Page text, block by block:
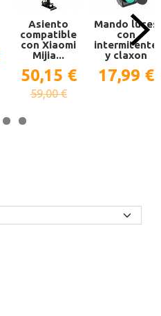
Asiento
compatible
con Xiaomi
Mijia...
50,15 €
59,00 €
Mando luces
con
intermitente
y claxon
17,99 €